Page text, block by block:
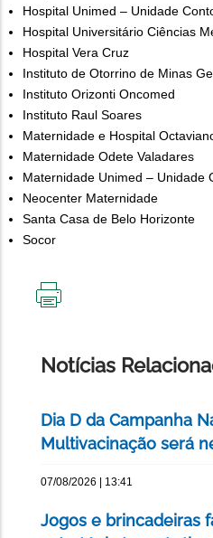
Hospital Unimed – Unidade
Hospital Universitário Ciências
Hospital Vera Cruz
Instituto de Otorrino de Minas
Instituto Orizonti Oncomed
Instituto Raul Soares
Maternidade e Hospital
Maternidade Odete Valadares
Maternidade Unimed – Unidade
Neocenter Maternidade
Santa Casa de Belo Horizonte
Socor
Notícias
Dia D da Campanha
Multivacinação será
07/08/2026 | 13:41
Jogos e brincadeiras